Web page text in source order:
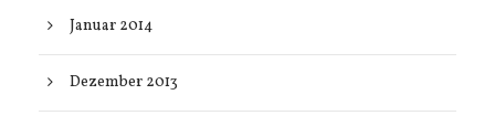
Januar 2014
Dezember 2013